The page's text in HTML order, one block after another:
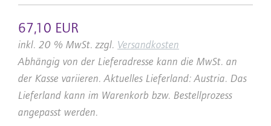
67,10 EUR
inkl. 20 % MwSt. zzgl. Versandkosten
Abhängig von der Lieferadresse kann die MwSt. an
der Kasse variieren. Aktuelles Lieferland: Austria. Das
Lieferland kann im Warenkorb bzw. Bestellprozess
angepasst werden.